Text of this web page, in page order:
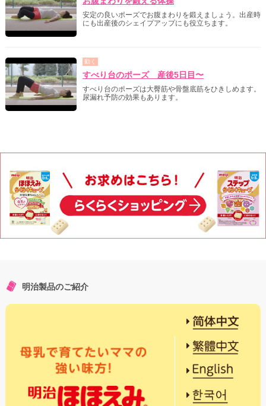
安定の良いポーズでお腹まわりを鍛えましょう。出産時
にも出産後のシェイプアップにも役立ちます。
動く
すべり台のポーズ 産後5日目〜
すべり台のポーズは大臀筋や骨盤底筋をひきしめます。
尿漏れ予防の効果もあります。
明治製品のご紹介